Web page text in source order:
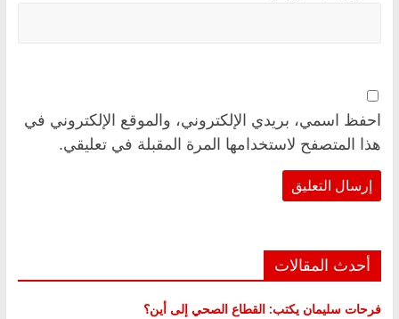
احفظ اسمي، بريدي الإلكتروني، والموقع الإلكتروني في
هذا المتصفح لاستخدامها المرة المقبلة في تعليقي.
أحدث المقالات
فرحات سليمان يكتب: القطاع الصحي إلى أين؟